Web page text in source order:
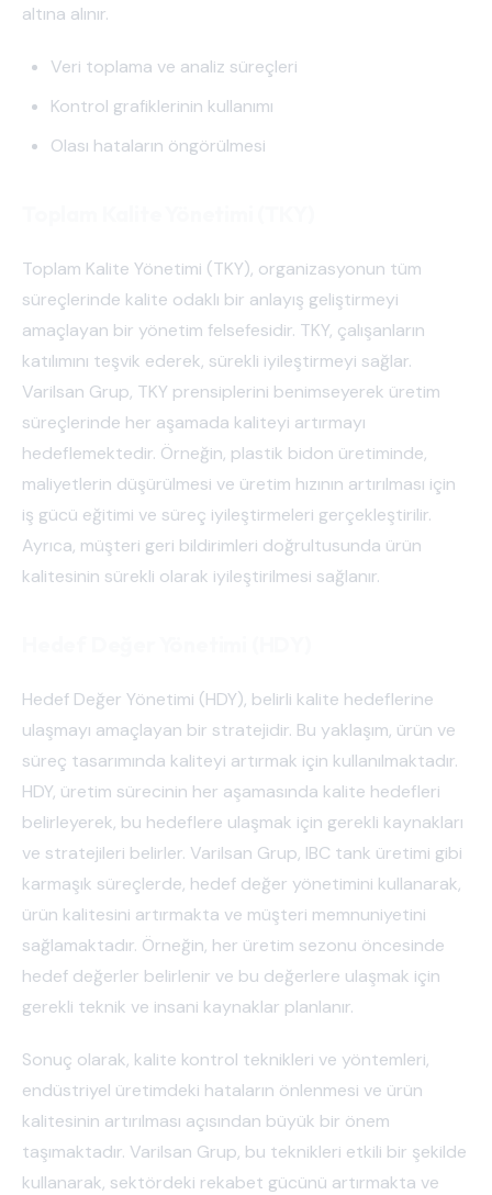
altına alınır.
Veri toplama ve analiz süreçleri
Kontrol grafiklerinin kullanımı
Olası hataların öngörülmesi
Toplam Kalite Yönetimi (TKY), organizasyonun tüm
süreçlerinde kalite odaklı bir anlayış geliştirmeyi
amaçlayan bir yönetim felsefesidir. TKY, çalışanların
katılımını teşvik ederek, sürekli iyileştirmeyi sağlar.
Varilsan Grup, TKY prensiplerini benimseyerek üretim
süreçlerinde her aşamada kaliteyi artırmayı
hedeflemektedir. Örneğin, plastik bidon üretiminde,
maliyetlerin düşürülmesi ve üretim hızının artırılması için
iş gücü eğitimi ve süreç iyileştirmeleri gerçekleştirilir.
Ayrıca, müşteri geri bildirimleri doğrultusunda ürün
kalitesinin sürekli olarak iyileştirilmesi sağlanır.
Hedef Değer Yönetimi (HDY), belirli kalite hedeflerine
ulaşmayı amaçlayan bir stratejidir. Bu yaklaşım, ürün ve
süreç tasarımında kaliteyi artırmak için kullanılmaktadır.
HDY, üretim sürecinin her aşamasında kalite hedefleri
belirleyerek, bu hedeflere ulaşmak için gerekli kaynakları
ve stratejileri belirler. Varilsan Grup, IBC tank üretimi gibi
karmaşık süreçlerde, hedef değer yönetimini kullanarak,
ürün kalitesini artırmakta ve müşteri memnuniyetini
sağlamaktadır. Örneğin, her üretim sezonu öncesinde
hedef değerler belirlenir ve bu değerlere ulaşmak için
gerekli teknik ve insani kaynaklar planlanır.
Sonuç olarak, kalite kontrol teknikleri ve yöntemleri,
endüstriyel üretimdeki hataların önlenmesi ve ürün
kalitesinin artırılması açısından büyük bir önem
taşımaktadır. Varilsan Grup, bu teknikleri etkili bir şekilde
kullanarak, sektördeki rekabet gücünü artırmakta ve